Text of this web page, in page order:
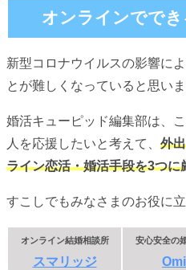
オンラインでで
新型コロナウイルスの影響に
とが難しくなっていると思いま
婚活キューピッド編集部は、
人を応援したいと考えて、 外
ライン恋活・婚活手段を3つに
すこしでもみなさまのお役に
オンライン結婚相談所
スマリッジ
安心安全の